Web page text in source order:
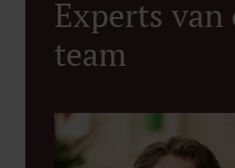
Experts van
team